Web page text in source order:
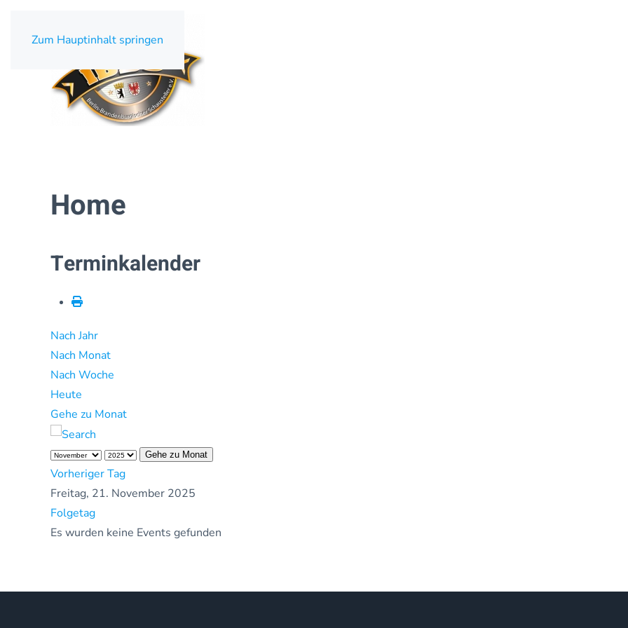
Zum Hauptinhalt springen
Home
Terminkalender
Nach Jahr
Nach Monat
Nach Woche
Heute
Gehe zu Monat
Gehe zu Monat
Vorheriger Tag
Freitag, 21. November 2025
Folgetag
Es wurden keine Events gefunden